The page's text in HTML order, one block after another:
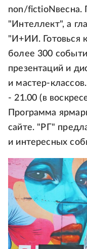
non/fictioNвесна.
"Интеллект", а
"И+ИИ. Готовься
более 300
презентаций и
и мастер-
- 21.00 (в
Программа
сайте. "РГ"
и интересных